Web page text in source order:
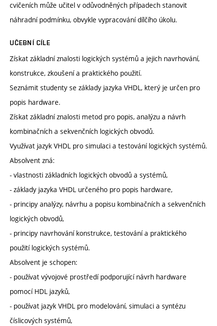
cvičeních může učitel v odůvodněných případech stanovit
náhradní podmínku, obvykle vypracování dílčího úkolu.
UČEBNÍ CÍLE
Získat základní znalosti logických systémů a jejich navrhování,
konstrukce, zkoušení a praktického použití.
Seznámit studenty se základy jazyka VHDL, který je určen pro
popis hardware.
Získat základní znalosti metod pro popis, analýzu a návrh
kombinačních a sekvenčních logických obvodů.
Využívat jazyk VHDL pro simulaci a testování logických systémů.
Absolvent zná:
- vlastnosti základních logických obvodů a systémů,
- základy jazyka VHDL určeného pro popis hardware,
- principy analýzy, návrhu a popisu kombinačních a sekvenčních
logických obvodů,
- principy navrhování konstrukce, testování a praktického
použití logických systémů.
Absolvent je schopen:
- používat vývojové prostředí podporující návrh hardware
pomocí HDL jazyků,
- používat jazyk VHDL pro modelování, simulaci a syntézu
číslicových systémů,